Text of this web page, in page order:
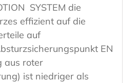
SYSTEM die
effizient auf die
auf
EN
aus roter
ist niedriger als